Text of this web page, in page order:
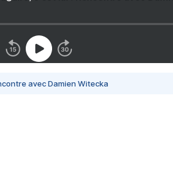
avec Damien Witecka